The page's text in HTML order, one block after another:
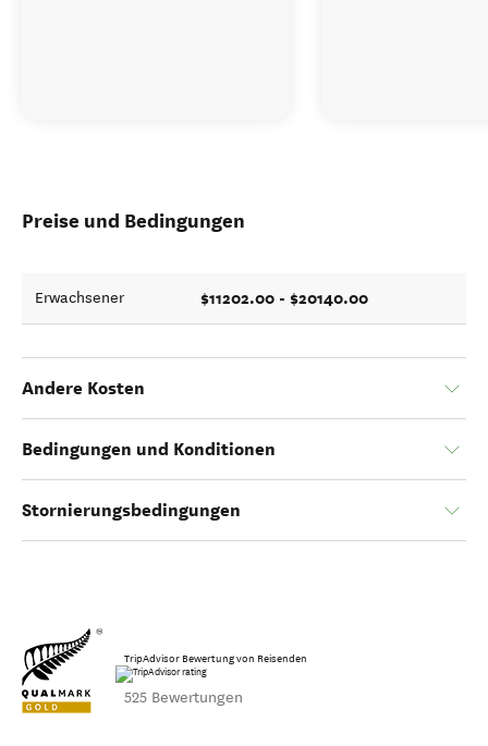
Preise und Bedingungen
Erwachsener $11202.00 - $20140.00
Andere Kosten
Bedingungen und Konditionen
Stornierungsbedingungen
TripAdvisor Bewertung von Reisenden
525 Bewertungen